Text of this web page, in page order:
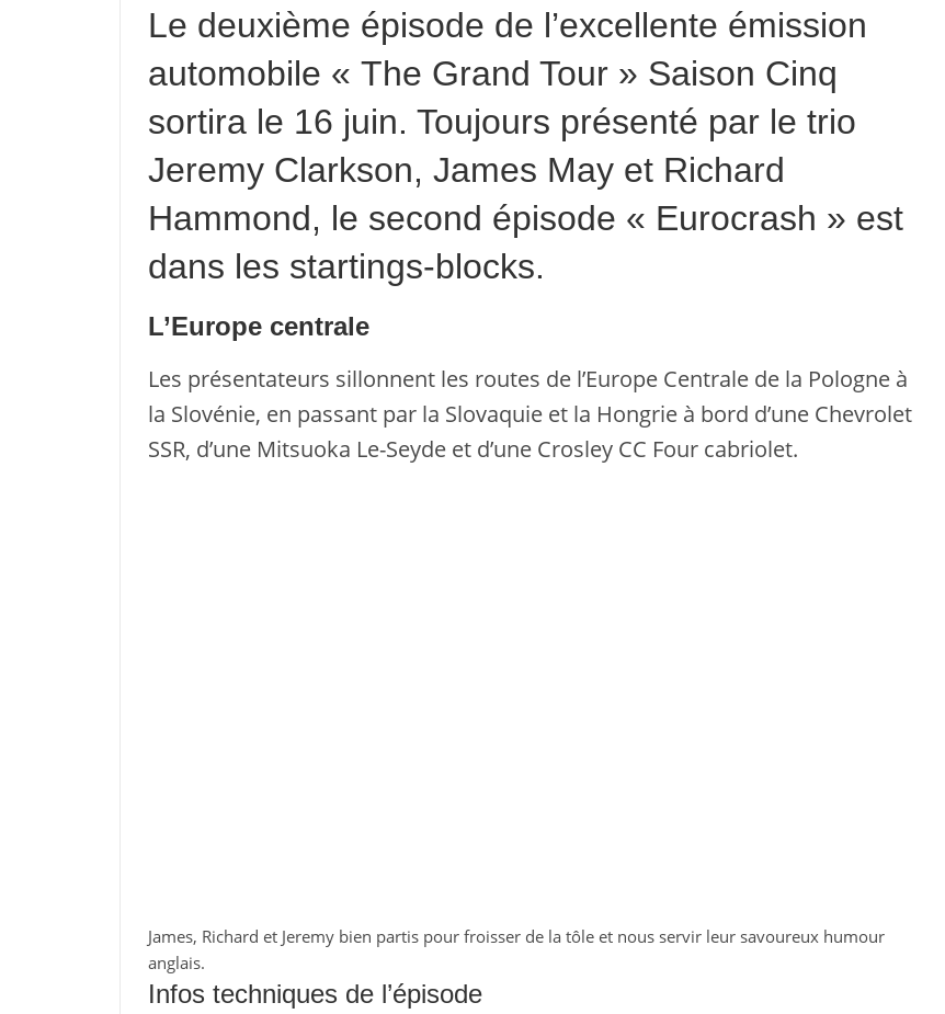
Le deuxième épisode de l’excellente émission
automobile « The Grand Tour » Saison Cinq
sortira le 16 juin. Toujours présenté par le trio
Jeremy Clarkson, James May et Richard
Hammond, le second épisode « Eurocrash » est
dans les startings-blocks.
L’Europe centrale
Les présentateurs sillonnent les routes de l’Europe Centrale de la Pologne à
la Slovénie, en passant par la Slovaquie et la Hongrie à bord d’une Chevrolet
SSR, d’une Mitsuoka Le-Seyde et d’une Crosley CC Four cabriolet.
James, Richard et Jeremy bien partis pour froisser de la tôle et nous servir leur savoureux humour
anglais.
Infos techniques de l’épisode